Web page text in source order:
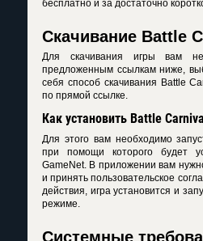
бесплатно и за достаточно
Скачивание Battle
Для скачивания игры вам
предложенным ссылкам ниже,
себя способ скачивания Battle
по прямой ссылке.
Как установить Battle
Для этого вам необходимо
при помощи которого будет
GameNet. В приложении вам
и принять пользовательское
действия, игра установится и
режиме.
Системные